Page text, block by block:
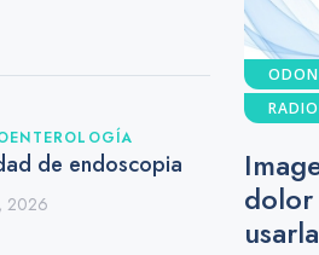
de endoscopia
2026